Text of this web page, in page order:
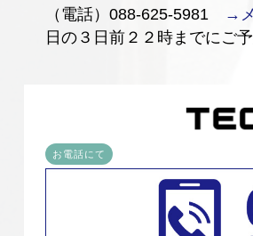
（電話）088-625-5981
→
日の３日前２２時までにご
お電話にて